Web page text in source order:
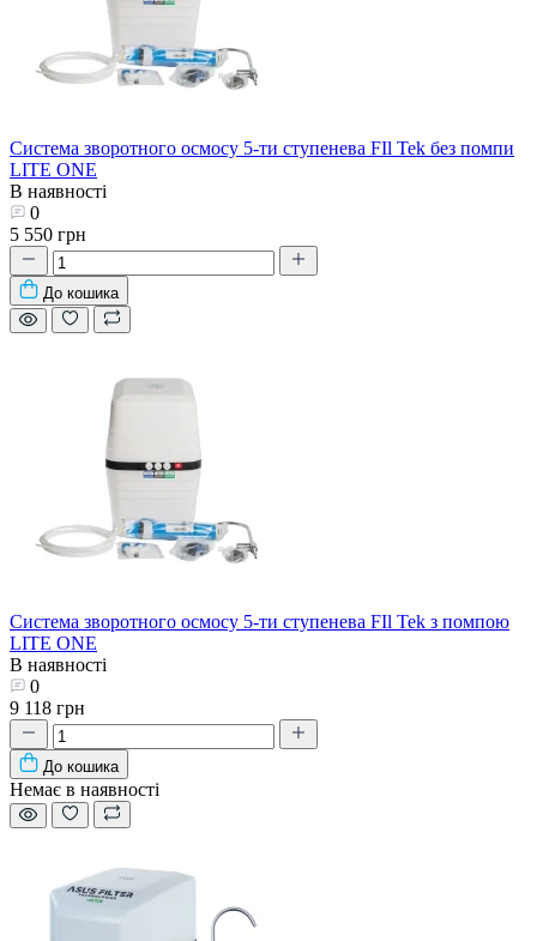
Система зворотного осмосу 5-ти ступенева FIl Tek без помпи
LITE ONE
В наявності
0
5 550 грн
До кошика
Система зворотного осмосу 5-ти ступенева FIl Tek з помпою
LITE ONE
В наявності
0
9 118 грн
До кошика
Немає в наявності